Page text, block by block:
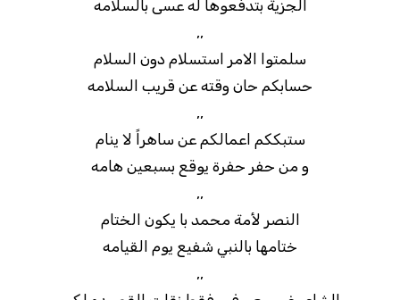
الجزية بتدفعوها له عسى بالسلامه
,,
سلمتوا الامر استسلام دون السلام
حسابكم حان وقته عن قريب السلامه
,,
ستبككم اعمالكم عن ساهراً لا ينام
و من حفر حفرة يوقع بسبعين هامه
,,
النصر لأمة محمد با يكون الختام
ختامها بالنبي شفيع يوم القيامه
,,